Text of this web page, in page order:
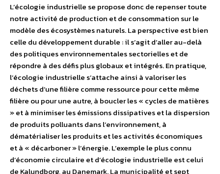
L’écologie industrielle se propose donc de repenser toute
notre activité de production et de consommation sur le
modèle des écosystèmes naturels. La perspective est bien
celle du développement durable : il s’agit d’aller au-delà
des politiques environnementales sectorielles et de
répondre à des défis plus globaux et intégrés. En pratique,
l’écologie industrielle s’attache ainsi à valoriser les
déchets d’une filière comme ressource pour cette même
filière ou pour une autre, à boucler les « cycles de matières
» et à minimiser les émissions dissipatives et la dispersion
de produits polluants dans l’environnement, à
dématérialiser les produits et les activités économiques
et à « décarboner » l’énergie. L’exemple le plus connu
d’économie circulaire et d’écologie industrielle est celui
de Kalundborg, au Danemark. La municipalité et sept